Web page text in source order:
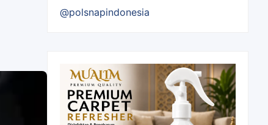
@polsnapindonesia